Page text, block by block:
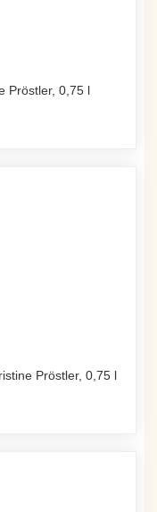
Pröstler, 0,75 l
Pröstler, 0,75 l